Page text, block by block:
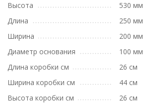
Высота
530 мм
Длина
250 мм
Ширина
200 мм
Диаметр основания
100 мм
Длина коробки см
26 см
Ширина коробки см
44 см
Высота коробки см
26 см